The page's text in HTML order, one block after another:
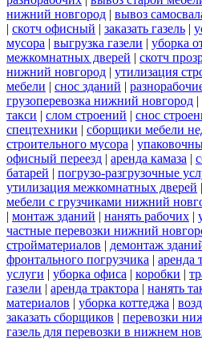
нижний новгород | вывоз
| скотч офисный | заказать газель |
мусора | выгрузка газели | уборка
межкомнатных дверей | скотч
нижний новгород | утилизация
мебели | снос зданий |
грузоперевозка нижний новгород |
такси | слом строений | снос
спецтехники | сборщики мебели
строительного мусора |
офисный переезд | аренда камаза |
батарей | погрузо-разгрузочные
утилизация межкомнатных дверей |
мебели с грузчиками нижний
| монтаж зданий | нанять рабочих |
частные перевозки нижний
стройматериалов | демонтаж
фронтального погрузчика | аренда
услуги | уборка офиса | коробки |
газели | аренда трактора | нанять
материалов | уборка коттеджа |
заказать сборщиков | перевозки
газель для перевозки в нижнем